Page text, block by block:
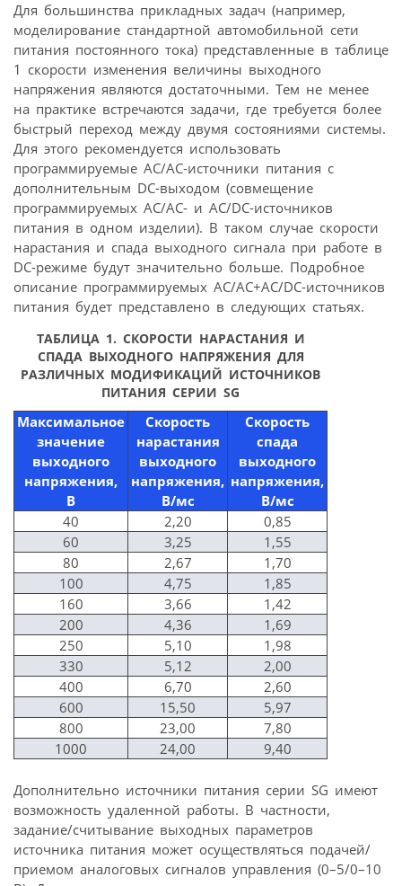
Для большинства прикладных задач (например,
моделирование стандартной автомобильной сети
питания постоянного тока) представленные в таблице
1 скорости изменения величины выходного
напряжения являются достаточными. Тем не менее
на практике встречаются задачи, где требуется более
быстрый переход между двумя состояниями системы.
Для этого рекомендуется использовать
программируемые AC/AC-источники питания c
дополнительным DC-выходом (совмещение
программируемых AC/AC- и AC/DC-источников
питания в одном изделии). В таком случае скорости
нарастания и спада выходного сигнала при работе в
DC-режиме будут значительно больше. Подробное
описание программируемых AC/AC+AC/DC-источников
питания будет представлено в следующих статьях.
ТАБЛИЦА 1. СКОРОСТИ НАРАСТАНИЯ И
СПАДА ВЫХОДНОГО НАПРЯЖЕНИЯ ДЛЯ
РАЗЛИЧНЫХ МОДИФИКАЦИЙ ИСТОЧНИКОВ
ПИТАНИЯ СЕРИИ SG
Максимальное
значение
выходного
напряжения,
В
Скорость
нарастания
выходного
напряжения,
В/мс
Скорость
спада
выходного
напряжения,
В/мс
40
2,20
0,85
60
3,25
1,55
80
2,67
1,70
100
4,75
1,85
160
3,66
1,42
200
4,36
1,69
250
5,10
1,98
330
5,12
2,00
400
6,70
2,60
600
15,50
5,97
800
23,00
7,80
1000
24,00 9,40
Дополнительно источники питания серии SG имеют
возможность удаленной работы. В частности,
задание/считывание выходных параметров
источника питания может осуществляться подачей/
приемом аналоговых сигналов управления (0–5/0–10